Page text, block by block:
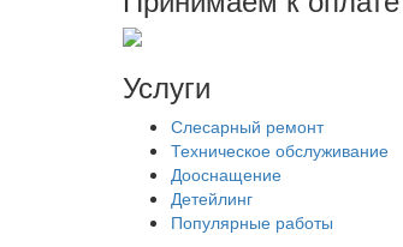
Услуги
Слесарный ремонт
Техническое обслуживание
Дооснащение
Детейлинг
Популярные работы